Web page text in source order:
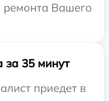
ремонта Вашего
за 35 минут
приедет в